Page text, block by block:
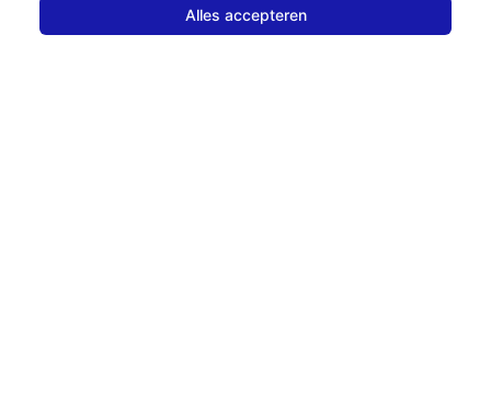
Alles accepteren